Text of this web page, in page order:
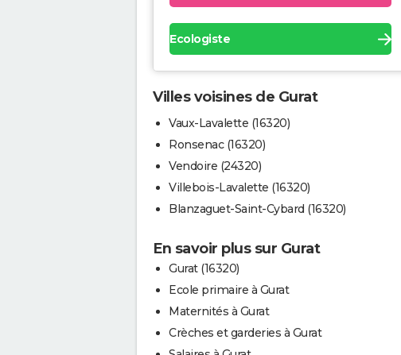
Ecologiste
Villes voisines de Gurat
Vaux-Lavalette (16320)
Ronsenac (16320)
Vendoire (24320)
Villebois-Lavalette (16320)
Blanzaguet-Saint-Cybard (16320)
En savoir plus sur Gurat
Gurat (16320)
Ecole primaire à Gurat
Maternités à Gurat
Crèches et garderies à Gurat